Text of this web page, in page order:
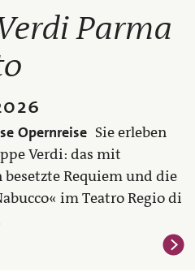
Parma
Opernreise Sie erleben
Verdi: das mit
Requiem und die
im Teatro Regio di